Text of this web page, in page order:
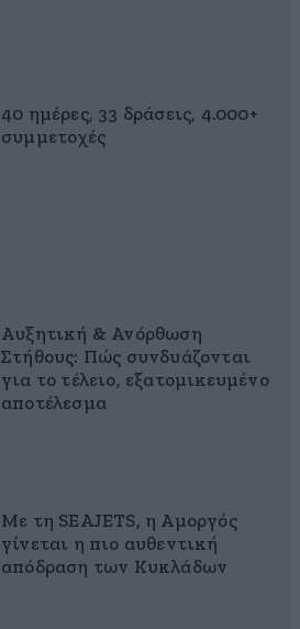
40 ημέρες, 33 δράσεις, 4.000+
συμμετοχές
Αυξητική & Ανόρθωση
Στήθους: Πώς συνδυάζονται
για το τέλειο, εξατομικευμένο
αποτέλεσμα
Με τη SEAJETS, η Αμοργός
γίνεται η πιο αυθεντική
απόδραση των Κυκλάδων